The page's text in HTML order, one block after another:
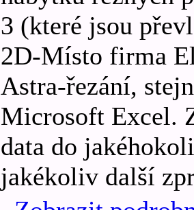
3 (které jsou
2D-Místo firma
Astra-řezání,
Microsoft Excel.
data do
jakékoliv další